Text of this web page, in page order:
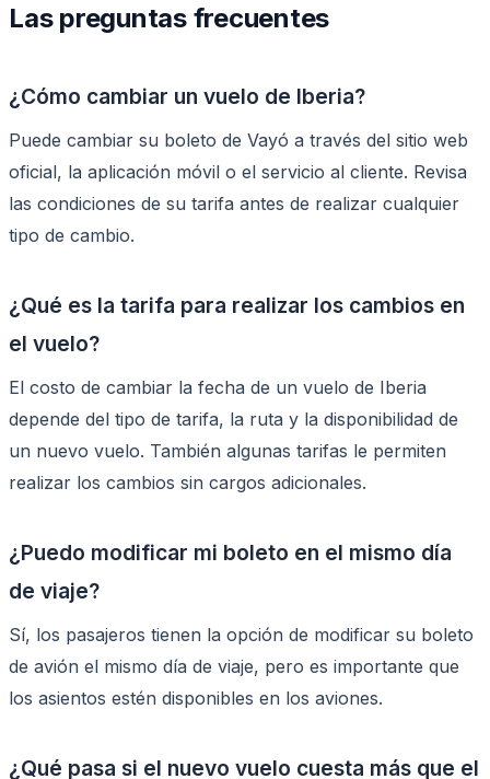
Las preguntas frecuentes
¿Cómo cambiar un vuelo de Iberia?
Puede cambiar su boleto de Vayó a través del sitio web
oficial, la aplicación móvil o el servicio al cliente. Revisa
las condiciones de su tarifa antes de realizar cualquier
tipo de cambio.
¿Qué es la tarifa para realizar los cambios en
el vuelo?
El costo de cambiar la fecha de un vuelo de Iberia
depende del tipo de tarifa, la ruta y la disponibilidad de
un nuevo vuelo. También algunas tarifas le permiten
realizar los cambios sin cargos adicionales.
¿Puedo modificar mi boleto en el mismo día
de viaje?
Sí, los pasajeros tienen la opción de modificar su boleto
de avión el mismo día de viaje, pero es importante que
los asientos estén disponibles en los aviones.
¿Qué pasa si el nuevo vuelo cuesta más que el